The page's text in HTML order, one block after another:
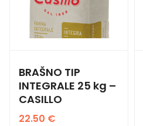
BRAŠNO TIP
INTEGRALE 25 kg –
CASILLO
22.50 €